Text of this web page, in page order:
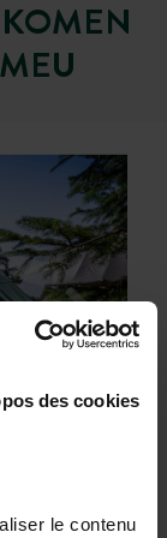
des cookies
le contenu